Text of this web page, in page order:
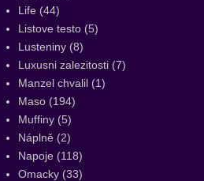
Life (44)
Listove testo (5)
Lusteniny (8)
Luxusni zalezitosti (7)
Manzel chvalil (1)
Maso (194)
Muffiny (5)
Náplně (2)
Napoje (118)
Omacky (33)